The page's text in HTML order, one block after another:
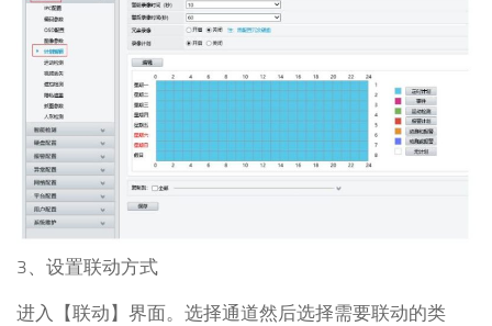
3、设置联动方式
进入【联动】界面。选择通道然后选择需要联动的类